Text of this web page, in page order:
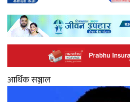
आर्थिक सञ्जाल